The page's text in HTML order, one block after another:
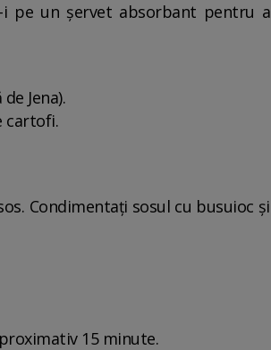
pe un șervet absorbant pentru a
Jena).
cartofi.
Condimentați sosul cu busuioc și
15 minute.